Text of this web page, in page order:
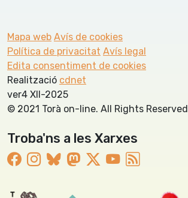
Mapa web Avís de cookies
Política de privacitat Avís legal
Edita consentiment de cookies
Realització cdnet
ver4 XII-2025
© 2021 Torà on-line. All Rights Reserved
Troba'ns a les Xarxes